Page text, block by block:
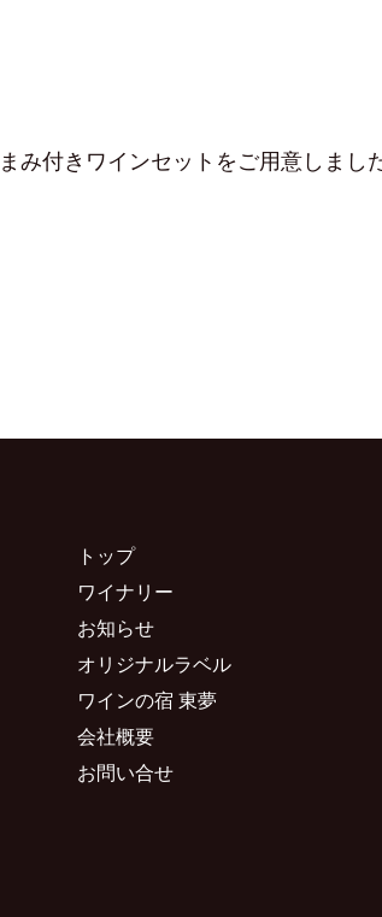
み付きワインセットをご用意しまし
トップ
ワイナリー
お知らせ
オリジナルラベル
ワインの宿 東夢
会社概要
お問い合せ